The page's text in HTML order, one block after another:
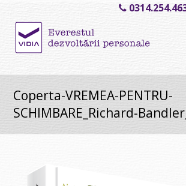
Coperta-VREMEA-PENTRU-
SCHIMBARE_Richard-